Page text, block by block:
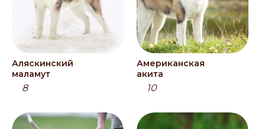
Аляскинский
маламут
8
Американская
акита
10